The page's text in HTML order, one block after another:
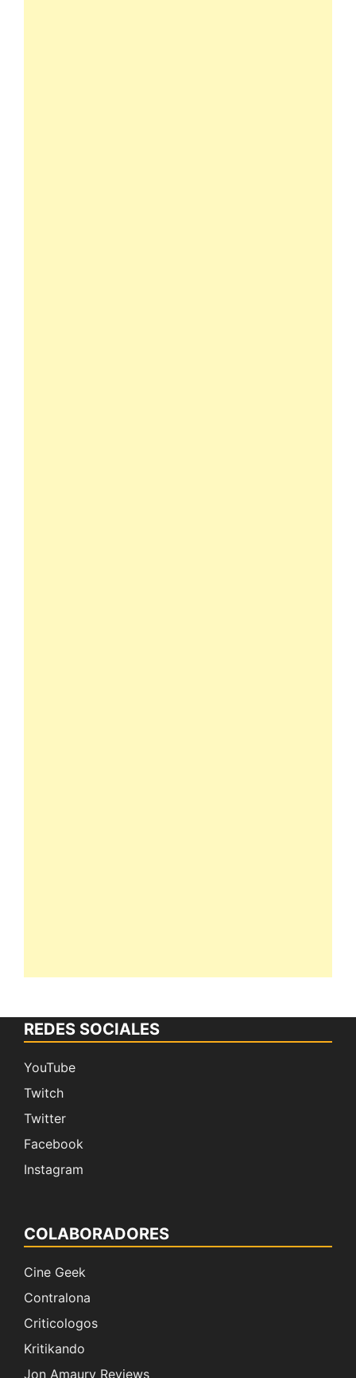
REDES SOCIALES
YouTube
Twitch
Twitter
Facebook
Instagram
COLABORADORES
Cine Geek
Contralona
Criticologos
Kritikando
Jon Amaury Reviews